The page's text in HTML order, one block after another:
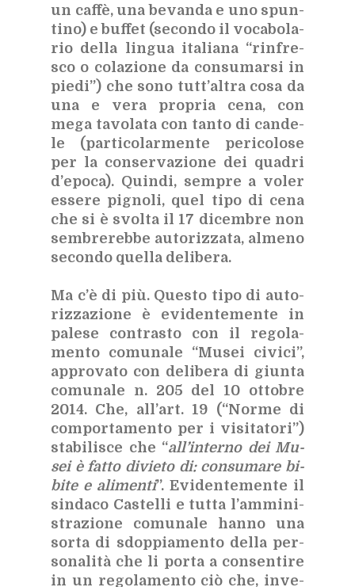
un caf­fè, una be­van­da e uno spun­
ti­no) e buf­fet (se­con­do il vo­ca­bo­la­
rio del­la lin­gua ita­lia­na “rin­fre­
sco o co­la­zio­ne da con­su­mar­si in
pie­di”) che sono tut­t’al­tra cosa da
una e vera pro­pria cena, con
mega ta­vo­la­ta con tan­to di can­de­
le (par­ti­co­lar­men­te pe­ri­co­lo­se
per la con­ser­va­zio­ne dei qua­dri
d’e­po­ca). Quin­di, sem­pre a vo­ler
es­se­re pi­gno­li, quel tipo di cena
che si è svol­ta il 17 di­cem­bre non
sem­bre­reb­be au­to­riz­za­ta, al­me­no
se­con­do quel­la de­li­be­ra.
Ma c’è di più. Que­sto tipo di au­to­
riz­za­zio­ne è evi­den­te­men­te in
pa­le­se con­tra­sto con il re­go­la­
men­to co­mu­na­le “Mu­sei ci­vi­ci”,
ap­pro­va­to con de­li­be­ra di giun­ta
co­mu­na­le n. 205 del 10 ot­to­bre
2014. Che, al­l’art. 19 (“Nor­me di
com­por­ta­men­to per i vi­si­ta­to­ri”)
sta­bi­li­sce che “al­l’in­ter­no dei Mu­
sei è fat­to di­vie­to di: con­su­ma­re bi­
bi­te e ali­men­ti”. Evi­den­te­men­te il
sin­da­co Ca­stel­li e tut­ta l’am­mi­ni­
stra­zio­ne co­mu­na­le han­no una
sor­ta di sdop­pia­men­to del­la per­
so­na­li­tà che li por­ta a con­sen­ti­re
in un re­go­la­men­to ciò che, in­ve­